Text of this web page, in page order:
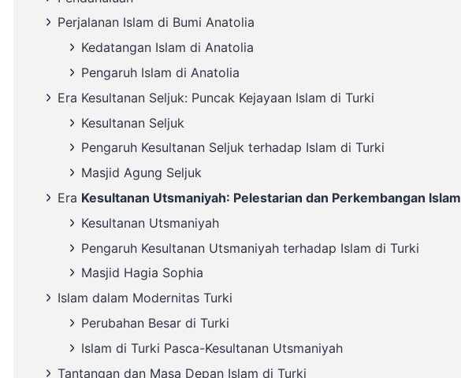
Perjalanan Islam di Bumi Anatolia
Kedatangan Islam di Anatolia
Pengaruh Islam di Anatolia
Era Kesultanan Seljuk: Puncak Kejayaan Islam di Turki
Kesultanan Seljuk
Pengaruh Kesultanan Seljuk terhadap Islam di Turki
Masjid Agung Seljuk
Era Kesultanan Utsmaniyah: Pelestarian dan Perkembangan Islam
Kesultanan Utsmaniyah
Pengaruh Kesultanan Utsmaniyah terhadap Islam di Turki
Masjid Hagia Sophia
Islam dalam Modernitas Turki
Perubahan Besar di Turki
Islam di Turki Pasca-Kesultanan Utsmaniyah
Tantangan dan Masa Depan Islam di Turki